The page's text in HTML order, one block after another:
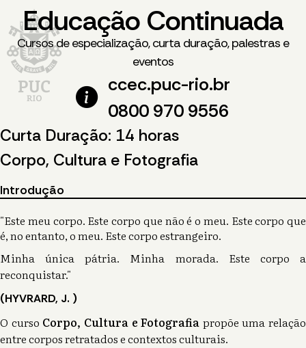
Educação Continuada
Cursos de especialização, curta duração, palestras e
eventos
ccec.puc-rio.br
0800 970 9556
Curta Duração: 14 horas
Corpo, Cultura e Fotografia
Introdução
"Este meu corpo. Este corpo que não é o meu. Este corpo que
é, no entanto, o meu. Este corpo estrangeiro.
Minha única pátria. Minha morada. Este corpo a
reconquistar."
(HYVRARD, J. )
O curso Corpo, Cultura e Fotografia propõe uma relação
entre corpos retratados e contextos culturais.